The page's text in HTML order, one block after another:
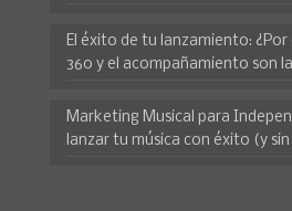
El éxito de tu lanzamiento:
360 y el acompañamiento son
Marketing Musical para
lanzar tu música con éxito (y